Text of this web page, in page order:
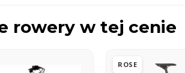
rowery w tej cenie
ROSE